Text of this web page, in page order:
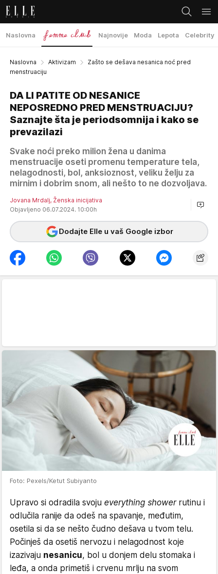
Naslovna Najnovije Moda Lepota Celebrity
Naslovna Aktivizam
Zašto se dešava nesanica noć pred
menstruaciju
DA LI PATITE OD NESANICE
NEPOSREDNO PRED MENSTRUACIJU?
Saznajte šta je periodsomnija i kako se
prevazilazi
Svake noći preko milion žena u danima
menstruacije oseti promenu temperature tela,
nelagodnosti, bol, anksioznost, veliku želju za
mirnim i dobrim snom, ali nešto to ne dozvoljava.
Jovana Mrdalj, Ženska inicijativa
Objavljeno 06.07.2024. 10:00h
Dodajte Elle u vaš Google izbor
Foto: Pexels/Ketut Subiyanto
Upravo si odradila svoju everything showerrutinu i
odlučila ranije da odeš na spavanje, međutim,
osetila si da se nešto čudno dešava u tvom telu.
Počinješ da osetiš nervozu i nelagodnost koje
izazivaju nesanicu, bol u donjem delu stomaka i
leđa, a onda primetiš i crvenu mrlju na svom